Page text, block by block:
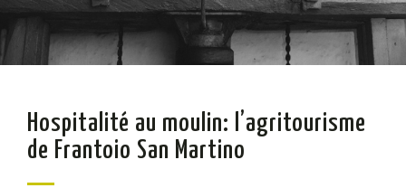
Hospitalité au moulin: l’agritourisme
de Frantoio San Martino